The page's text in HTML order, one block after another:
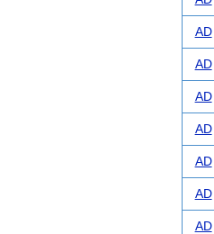
AD
AD
AD
AD
AD
AD
AD